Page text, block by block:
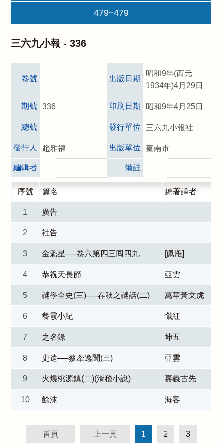
479~479
三六九小報 -336
卷號 出版日期
昭和9年(西元
1934年)4月29日
期號 336 印刷日期 昭和9年4月25日
總號 發行單位 三六九小報社
發行人 趙雅福 出版單位 臺南市
編輯者 備註
序號 篇名 編著譯者
1 廣告
2 社告
3 金魁星──卷六第四三囘四九 [佩雁]
4 恭祝天長節 亞雲
5 謎學全史(三)──春秋之謎話(二) 萬華黃文虎
6 餐霞小紀 懺紅
7 之名錄 坤五
8 史遺──蔡牽逸聞(三) 亞雲
9 火燒桃源鎮(二)(滑稽小說) 嘉義古先
10 餘沫 海客
首頁 上一頁 1 2 3